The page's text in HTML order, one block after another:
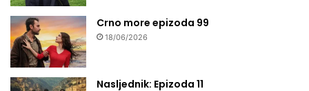
Crno more epizoda 99
18/06/2026
Nasljednik: Epizoda 11